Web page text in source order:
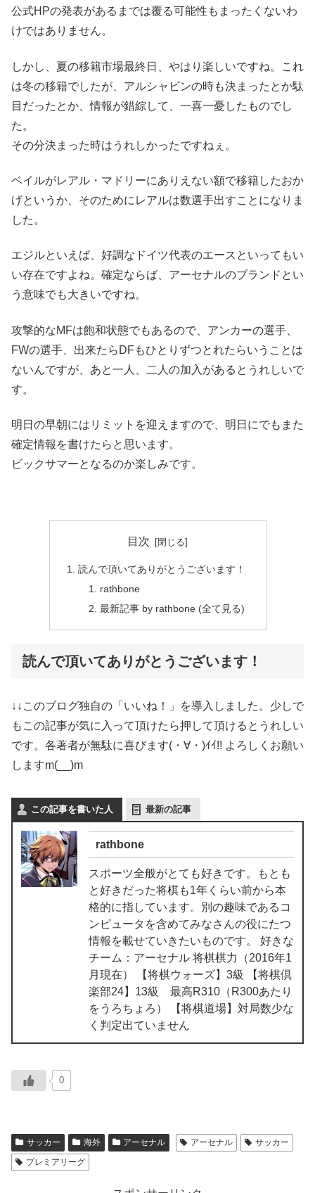
公式HPの発表があるまでは覆る可能性もまったくないわ
けではありません。
しかし、夏の移籍市場最終日、やはり楽しいですね。これ
は冬の移籍でしたが、アルシャビンの時も決まったとか駄
目だったとか、情報が錯綜して、一喜一憂したものでし
た。
その分決まった時はうれしかったですねぇ。
ベイルがレアル・マドリーにありえない額で移籍したおか
げというか、そのためにレアルは数選手出すことになりま
した。
エジルといえば、好調なドイツ代表のエースといってもい
い存在ですよね。確定ならば、アーセナルのブランドとい
う意味でも大きいですね。
攻撃的なMFは飽和状態でもあるので、アンカーの選手、
FWの選手、出来たらDFもひとりずつとれたらいうことは
ないんですが、あと一人、二人の加入があるとうれしいで
す。
明日の早朝にはリミットを迎えますので、明日にでもまた
確定情報を書けたらと思います。
ビックサマーとなるのか楽しみです。
目次
読んで頂いてありがとうございます！
rathbone
最新記事 by rathbone (全て見る)
読んで頂いてありがとうございます！
↓↓このブログ独自の「いいね！」を導入しました。少しで
もこの記事が気に入って頂けたら押して頂けるとうれしい
です。各著者が無駄に喜びます(・∀・)ｲｲ!! よろしくお願い
しますm(__)m
この記事を書いた人 最新の記事
rathbone
スポーツ全般がとても好きです。もとも
と好きだった将棋も1年くらい前から本
格的に指しています。別の趣味であるコ
ンピュータを含めてみなさんの役にたつ
情報を載せていきたいものです。 好きな
チーム：アーセナル 将棋棋力（2016年1
月現在） 【将棋ウォーズ】3級 【将棋倶
楽部24】13級 最高R310（R300あたり
をうろちょろ） 【将棋道場】対局数少な
く判定出ていません
0
サッカー 海外 アーセナル アーセナル
サッカー
プレミアリーグ